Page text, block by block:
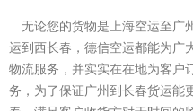
无论您的货物是上海空运至广
运到西长春，德信空运都能为广
物流服务，并实实在在地为客户
务，为了保证广州到长春货运能